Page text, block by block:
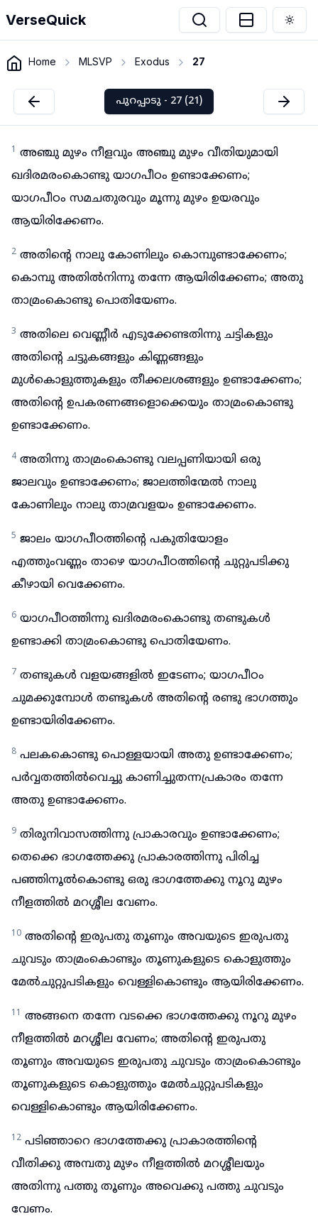
VerseQuick
Home MLSVP Exodus 27
പുറപ്പാടു - 27 (21)
1 അഞ്ചു മുഴം നീളവും അഞ്ചു മുഴം വീതിയുമായി
ഖദിരമരംകൊണ്ടു യാഗപീഠം ഉണ്ടാക്കേണം;
യാഗപീഠം സമചതുരവും മൂന്നു മുഴം ഉയരവും
ആയിരിക്കേണം.
2 അതിന്റെ നാലു കോണിലും കൊമ്പുണ്ടാക്കേണം;
കൊമ്പു അതിൽനിന്നു തന്നേ ആയിരിക്കേണം; അതു
താമ്രംകൊണ്ടു പൊതിയേണം.
3 അതിലെ വെണ്ണീർ എടുക്കേണ്ടതിന്നു ചട്ടികളും
അതിന്റെ ചട്ടുകങ്ങളും കിണ്ണങ്ങളും
മുൾകൊളുത്തുകളും തീക്കലശങ്ങളും ഉണ്ടാക്കേണം;
അതിന്റെ ഉപകരണങ്ങളൊക്കെയും താമ്രംകൊണ്ടു
ഉണ്ടാക്കേണം.
4 അതിന്നു താമ്രംകൊണ്ടു വലപ്പണിയായി ഒരു
ജാലവും ഉണ്ടാക്കേണം; ജാലത്തിന്മേൽ നാലു
കോണിലും നാലു താമ്രവളയം ഉണ്ടാക്കേണം.
5 ജാലം യാഗപീഠത്തിന്റെ പകുതിയോളം
എത്തുംവണ്ണം താഴെ യാഗപീഠത്തിന്റെ ചുറ്റുപടിക്കു
കീഴായി വെക്കേണം.
6 യാഗപീഠത്തിന്നു ഖദിരമരംകൊണ്ടു തണ്ടുകൾ
ഉണ്ടാക്കി താമ്രംകൊണ്ടു പൊതിയേണം.
7 തണ്ടുകൾ വളയങ്ങളിൽ ഇടേണം; യാഗപീഠം
ചുമക്കുമ്പോൾ തണ്ടുകൾ അതിന്റെ രണ്ടു ഭാഗത്തും
ഉണ്ടായിരിക്കേണം.
8 പലകകൊണ്ടു പൊള്ളയായി അതു ഉണ്ടാക്കേണം;
പർവ്വതത്തിൽവെച്ചു കാണിച്ചുതന്നപ്രകാരം തന്നേ
അതു ഉണ്ടാക്കേണം.
9 തിരുനിവാസത്തിന്നു പ്രാകാരവും ഉണ്ടാക്കേണം;
തെക്കെ ഭാഗത്തേക്കു പ്രാകാരത്തിന്നു പിരിച്ച
പഞ്ഞിനൂൽകൊണ്ടു ഒരു ഭാഗത്തേക്കു നൂറു മുഴം
നീളത്തിൽ മറശ്ശീല വേണം.
10 അതിന്റെ ഇരുപതു തൂണും അവയുടെ ഇരുപതു
ചുവടും താമ്രംകൊണ്ടും തൂണുകളുടെ കൊളുത്തും
മേൽചുറ്റുപടികളും വെള്ളികൊണ്ടും ആയിരിക്കേണം.
11 അങ്ങനെ തന്നേ വടക്കെ ഭാഗത്തേക്കു നൂറു മുഴം
നീളത്തിൽ മറശ്ശീല വേണം; അതിന്റെ ഇരുപതു
തൂണും അവയുടെ ഇരുപതു ചുവടും താമ്രംകൊണ്ടും
തൂണുകളുടെ കൊളുത്തും മേൽചുറ്റുപടികളും
വെള്ളികൊണ്ടും ആയിരിക്കേണം.
12 പടിഞ്ഞാറെ ഭാഗത്തേക്കു പ്രാകാരത്തിന്റെ
വീതിക്കു അമ്പതു മുഴം നീളത്തിൽ മറശ്ശീലയും
അതിന്നു പത്തു തൂണും അവെക്കു പത്തു ചുവടും
വേണം.